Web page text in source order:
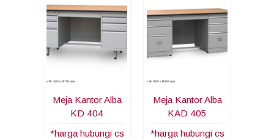
Meja Kantor Alba
KD 404
*harga hubungi cs
Meja Kantor Alba
KAD 405
*harga hubungi cs